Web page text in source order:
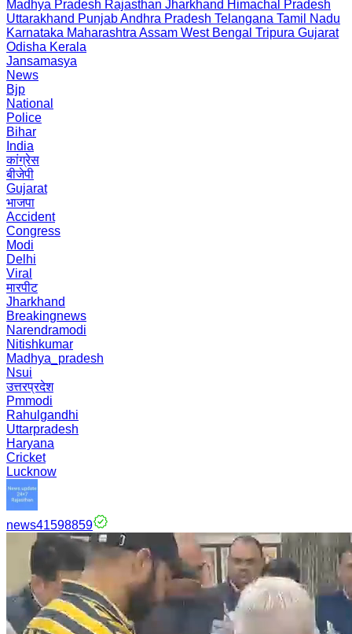
Madhya Pradesh Rajasthan Jharkhand Himachal Pradesh
Uttarakhand PunjabAndhra Pradesh Telangana Tamil Nadu
Karnataka Maharashtra Assam West Bengal Tripura Gujarat
Odisha Kerala
Jansamasya
News
Bjp
National
Police
Bihar
India
कांग्रेस
बीजेपी
Gujarat
भाजपा
Accident
Congress
Modi
Delhi
Viral
मारपीट
Jharkhand
Breakingnews
Narendramodi
Nitishkumar
Madhya_pradesh
Nsui
उत्तरप्रदेश
Pmmodi
Rahulgandhi
Uttarpradesh
Haryana
Cricket
Lucknow
news41598859